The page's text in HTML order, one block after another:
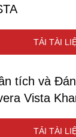
TẢI TÀI
tích và
Vista
TẢI TÀI